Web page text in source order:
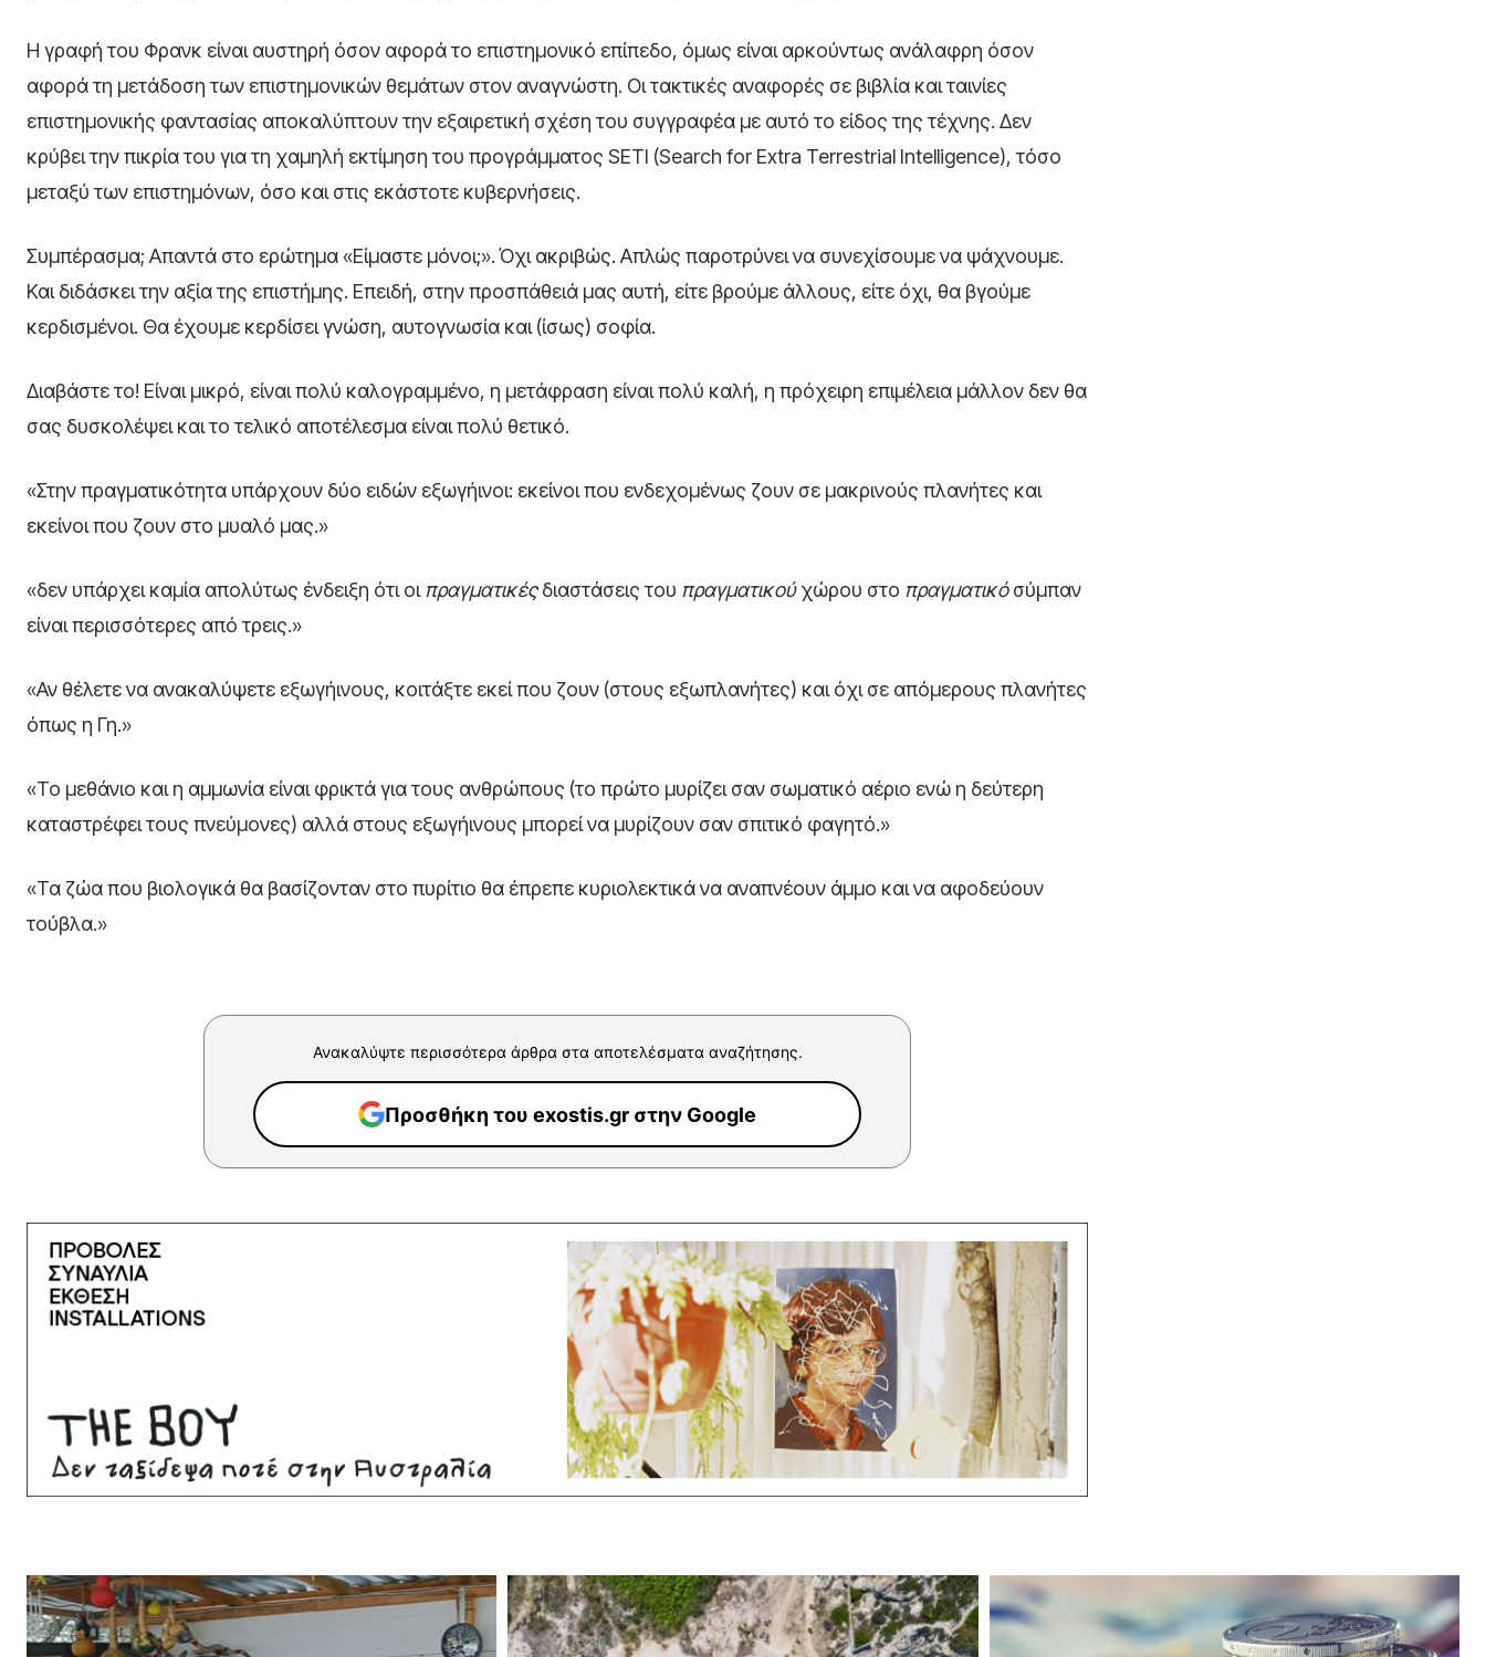
Η γραφή του Φρανκ είναι αυστηρή όσον αφορά το επιστημονικό επίπεδο, όμως είναι αρκούντως ανάλαφρη όσον
αφορά τη μετάδοση των επιστημονικών θεμάτων στον αναγνώστη. Οι τακτικές αναφορές σε βιβλία και ταινίες
επιστημονικής φαντασίας αποκαλύπτουν την εξαιρετική σχέση του συγγραφέα με αυτό το είδος της τέχνης. Δεν
κρύβει την πικρία του για τη χαμηλή εκτίμηση του προγράμματος SETI (Search for Extra Terrestrial Intelligence), τόσο
μεταξύ των επιστημόνων, όσο και στις εκάστοτε κυβερνήσεις.
Συμπέρασμα; Απαντά στο ερώτημα «Είμαστε μόνοι;». Όχι ακριβώς. Απλώς παροτρύνει να συνεχίσουμε να ψάχνουμε.
Και διδάσκει την αξία της επιστήμης. Επειδή, στην προσπάθειά μας αυτή, είτε βρούμε άλλους, είτε όχι, θα βγούμε
κερδισμένοι. Θα έχουμε κερδίσει γνώση, αυτογνωσία και (ίσως) σοφία.
Διαβάστε το! Είναι μικρό, είναι πολύ καλογραμμένο, η μετάφραση είναι πολύ καλή, η πρόχειρη επιμέλεια μάλλον δεν θα
σας δυσκολέψει και το τελικό αποτέλεσμα είναι πολύ θετικό.
«Στην πραγματικότητα υπάρχουν δύο ειδών εξωγήινοι: εκείνοι που ενδεχομένως ζουν σε μακρινούς πλανήτες και
εκείνοι που ζουν στο μυαλό μας.»
«δεν υπάρχει καμία απολύτως ένδειξη ότι οιπραγματικέςδιαστάσεις του πραγματικούχώρου στο πραγματικόσύμπαν
είναι περισσότερες από τρεις.»
«Αν θέλετε να ανακαλύψετε εξωγήινους, κοιτάξτε εκεί που ζουν (στους εξωπλανήτες) και όχι σε απόμερους πλανήτες
όπως η Γη.»
«Το μεθάνιο και η αμμωνία είναι φρικτά για τους ανθρώπους (το πρώτο μυρίζει σαν σωματικό αέριο ενώ η δεύτερη
καταστρέφει τους πνεύμονες) αλλά στους εξωγήινους μπορεί να μυρίζουν σαν σπιτικό φαγητό.»
«Τα ζώα που βιολογικά θα βασίζονταν στο πυρίτιο θα έπρεπε κυριολεκτικά να αναπνέουν άμμο και να αφοδεύουν
τούβλα.»
Ανακαλύψτε περισσότερα άρθρα στα αποτελέσματα αναζήτησης.
Προσθήκη του exostis.gr στην Google